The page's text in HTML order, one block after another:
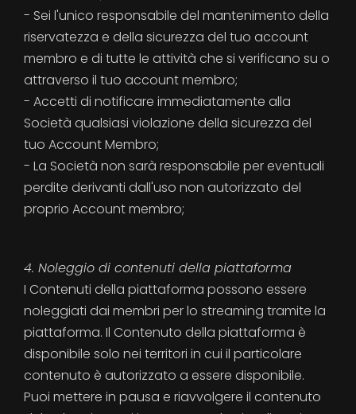
- Sei l'unico responsabile del mantenimento della
riservatezza e della sicurezza del tuo account
membro e di tutte le attività che si verificano su o
attraverso il tuo account membro;
- Accetti di notificare immediatamente alla
Società qualsiasi violazione della sicurezza del
tuo Account Membro;
- La Società non sarà responsabile per eventuali
perdite derivanti dall'uso non autorizzato del
proprio Account membro;
4. Noleggio di contenuti della piattaforma
I Contenuti della piattaforma possono essere
noleggiati dai membri per lo streaming tramite la
piattaforma. Il Contenuto della piattaforma è
disponibile solo nei territori in cui il particolare
contenuto è autorizzato a essere disponibile.
Puoi mettere in pausa e riavvolgere il contenuto